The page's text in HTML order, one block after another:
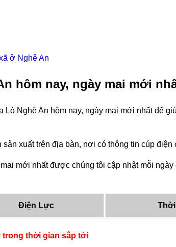
ở Nghệ An
hôm nay, ngày mai mới
Nghệ An hôm nay, ngày mai mới nhất để
xuất trên địa bàn, nơi có thông tin cúp
mới nhất được chúng tôi cập nhật mỗi
Điện Lực Thời
thời gian sắp tới